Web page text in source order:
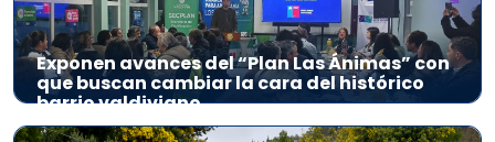
Exponen avances del “Plan Las Ánimas” con
que buscan cambiar la cara del histórico
barrio valdiviano